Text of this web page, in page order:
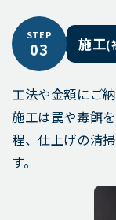
STEP
03 施工(
工法や金額にご
施工は罠や毒餌
程、仕上げの清
す。